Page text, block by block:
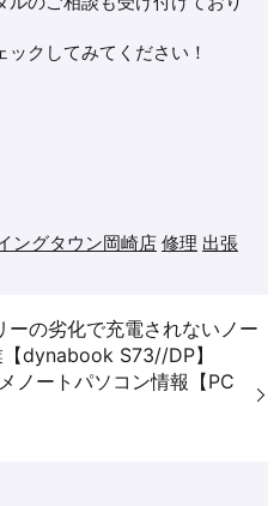
クしてみてください！
ングタウン岡崎店 修理 出張
ーの劣化で充電されないノー
dynabook S73//DP】
ノートパソコン情報【PC